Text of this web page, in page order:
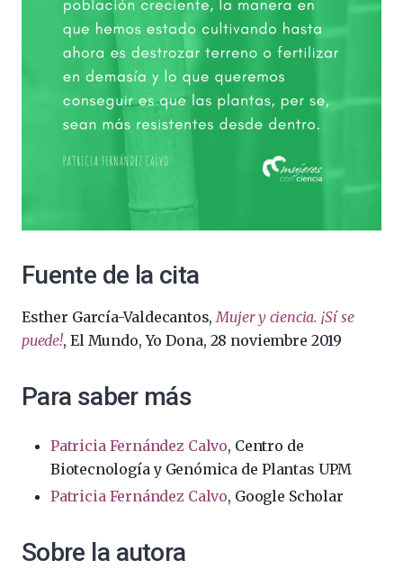
Fuente de la cita
Esther García-Valdecantos,Mujer y ciencia. ¡Sí se
puede!, El Mundo, Yo Dona, 28 noviembre 2019
Para saber más
Patricia Fernández Calvo, Centro de
Biotecnología y Genómica de Plantas UPM
Patricia Fernández Calvo, Google Scholar
Sobre la autora